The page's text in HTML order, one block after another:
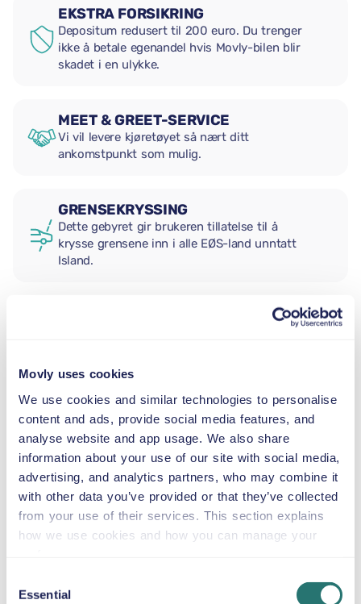
Movly uses cookies
We use cookies and similar technologies to personalise
content and ads, provide social media features, and
analyse website and app usage. We also share
information about your use of our site with social media,
advertising, and analytics partners, who may combine it
with other data you’ve provided or that they’ve collected
from your use of their services. This section explains
how we use cookies and how you can manage your
Selection
Essential
EKSTRA FORSIKRING
Depositum redusert til 200 euro. Du trenger
ikke å betale egenandel hvis Movly-bilen blir
skadet i en ulykke.
MEET & GREET-SERVICE
Vi vil levere kjøretøyet så nært ditt
ankomstpunkt som mulig.
GRENSEKRYSSING
Dette gebyret gir brukeren tillatelse til å
krysse grensene inn i alle EØS-land unntatt
Island.
2,5–13 kg
SMÅBARNSSTOL
9–18 kg
BELTESTOL